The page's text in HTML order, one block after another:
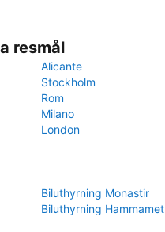
resmål
Alicante
Stockholm
Rom
Milano
London
Biluthyrning Monastir
Biluthyrning Hammamet